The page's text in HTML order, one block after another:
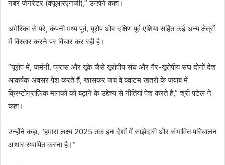
नंबर जेनरेटर (क्यूआरएनजी),” उन्होंने कहा।
अमेरिका से परे, कंपनी मध्य पूर्व, यूरोप और दक्षिण पूर्व एशिया सहित कई अन्य क्षेत्रों
में विस्तार करने पर विचार कर रही है।
“यूरोप में, जर्मनी, फ्रांस और यूके जैसे यूरोपीय संघ और गैर-यूरोपीय संघ दोनों देश
आकर्षक अवसर पेश करते हैं, खासकर जब वे क्वांटम खतरों के जवाब में
क्रिप्टोग्राफ़िक मानकों को बढ़ाने के उद्देश्य से नीतियां पेश करते हैं,” श्री पटेल ने
कहा।
उन्होंने कहा, “हमारा लक्ष्य 2025 तक इन देशों में साझेदारी और संभावित परिचालन
आधार स्थापित करना है।”